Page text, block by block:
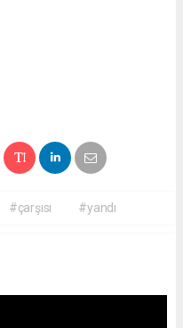
#çarşısı #yandı